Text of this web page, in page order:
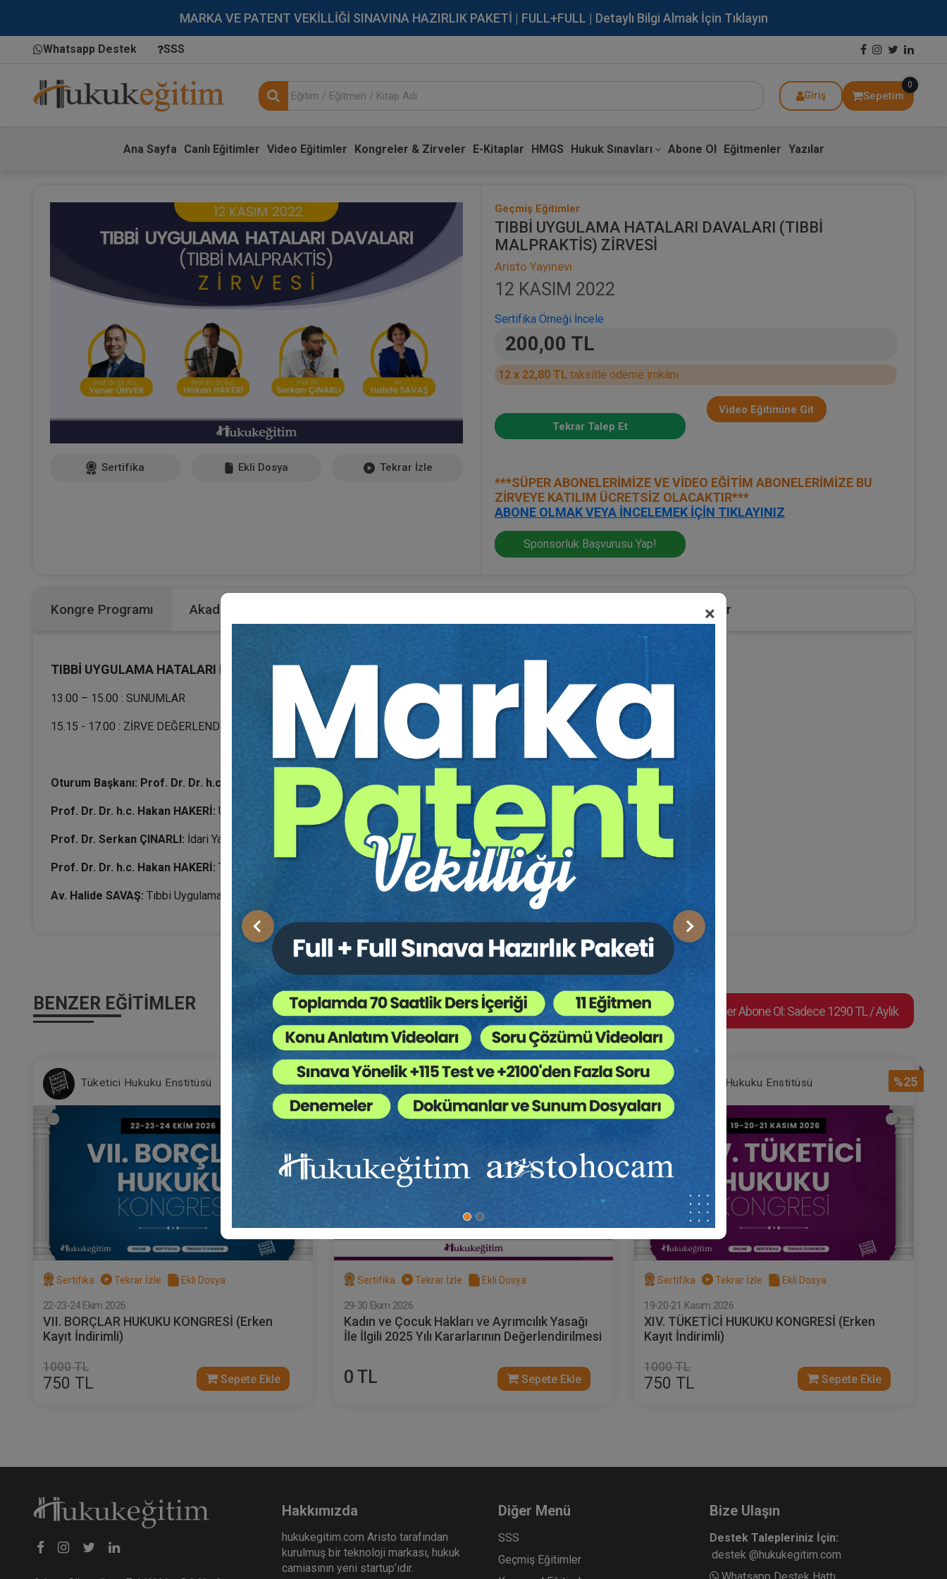
MARKA VE PATENT VEKİLLİĞİ SINAVINA HAZIRLIK PAKETİ | FULL+FULL | Detaylı Bilgi Almak İçin Tıklayın
Whatsapp Destek SSS
Giriş Sepetim
0
Ana Sayfa Canlı Eğitimler Video Eğitimler Kongreler & Zirveler E-Kitaplar HMGS Hukuk Sınavları Abone Ol Eğitmenler Yazılar
×
Önceki Sonraki
Sertifika Ekli Dosya Tekrar İzle
Geçmiş Eğitimler
TIBBİ UYGULAMA HATALARI DAVALARI (TIBBİ
MALPRAKTİS) ZİRVESİ
Aristo Yayınevi
12 KASIM 2022
Sertifika Örneği İncele
200,00 TL
12 x 22,80 TL taksitle ödeme imkânı.
Tekrar Talep Et
Video Eğitimine Git
***SÜPER ABONELERİMİZE VE VİDEO EĞİTİM ABONELERİMİZE BU
ZİRVEYE KATILIM ÜCRETSİZ OLACAKTIR***
ABONE OLMAK VEYA İNCELEMEK İÇİN TIKLAYINIZ
Sponsorluk Başvurusu Yap!
Kongre Programı Akademik Kurul Sponsor
TIBBİ UYGULAMA HATALARI DAVALARI (TIBBİ MALPRAKTİS) ZİRVESİ
13.00 – 15.00 : SUNUMLAR
15.15 - 17.00 : ZİRVE DEĞERLENDİRME - SORU CEVAP
Oturum Başkanı: Prof. Dr. Dr. h.c. Yener ÜNVER
Prof. Dr. Dr. h.c. Hakan HAKERİ: Uygulamada Tıbbi Uygulama Hataları Davaları
Prof. Dr. Serkan ÇINARLI: İdari Yargıda Malpraktis Davaları
Prof. Dr. Dr. h.c. Hakan HAKERİ: Tıbbi Uygulama Hataları Davalarında Ceza Sorumluluğu
Av. Halide SAVAŞ: Tıbbi Uygulama Hataları Davalarında Zararın ve Tazminatın Belirlenmesi
BENZER EĞITIMLER Süper Abone Ol: Sadece 1290 TL / Aylık
%25
Tüketici Hukuku Enstitüsü
Sertifika Tekrar İzle Ekli Dosya
22-23-24 Ekim 2026
VII. BORÇLAR HUKUKU KONGRESİ (Erken
Kayıt İndirimli)
1000 TL
750 TL Sepete Ekle
Hukuk Eğitim
Sertifika Tekrar İzle Ekli Dosya
29-30 Ekim 2026
Kadın ve Çocuk Hakları ve Ayrımcılık Yasağı
İle İlgili 2025 Yılı Kararlarının Değerlendirilmesi
0 TL Sepete Ekle
%25
Tüketici Hukuku Enstitüsü
Sertifika Tekrar İzle Ekli Dosya
19-20-21 Kasım 2026
XIV. TÜKETİCİ HUKUKU KONGRESİ (Erken
Kayıt İndirimli)
1000 TL
750 TL Sepete Ekle
Hakkımızda
hukukegitim.com Aristo tarafından
kurulmuş bir teknoloji markası, hukuk
camiasının yeni startup’ıdır.
Diğer Menü
SSS
Geçmiş Eğitimler
Bize Ulaşın
Destek Talepleriniz İçin:
destek @hukukegitim.com